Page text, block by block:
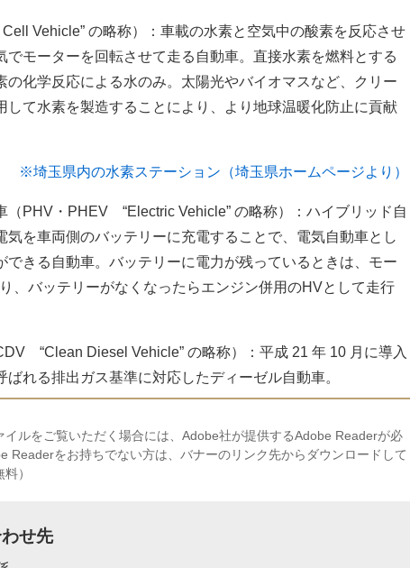
Vehicle” の略称）：車載の水素と空気中の酸素を反応させ
でモーターを回転させて走る自動車。直接水素を燃料とする
の化学反応による水のみ。太陽光やバイオマスなど、クリー
して水素を製造することにより、より地球温暖化防止に貢献
※埼玉県内の水素ステーション（埼玉県ホームページより）
（PHV・PHEV “Electric Vehicle” の略称）：ハイブリッド自
を車両側のバッテリーに充電することで、電気自動車とし
できる自動車。バッテリーに電力が残っているときは、モー
、バッテリーがなくなったらエンジン併用のHVとして走行
“Clean Diesel Vehicle” の略称）：平成 21 年 10 月に導入
れる排出ガス基準に対応したディーゼル自動車。
イルをご覧いただく場合には、Adobe社が提供するAdobe Readerが必
Readerをお持ちでない方は、バナーのリンク先からダウンロードして
）
せ先